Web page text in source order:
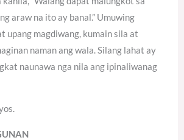
araw na ito ay banal.” Umuwing
upang magdiwang, kumain sila at
naman ang wala. Silang lahat ay
naunawa nga nila ang ipinaliwanag